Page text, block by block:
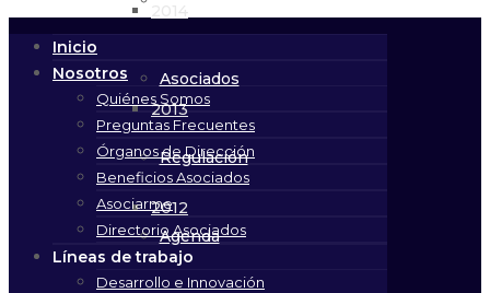
Asociados
Regulación
Agenda
2013
2012
Inicio
Nosotros
Quiénes Somos
Preguntas Frecuentes
Órganos de Dirección
Beneficios Asociados
Asociarme
Directorio Asociados
Líneas de trabajo
Desarrollo e Innovación